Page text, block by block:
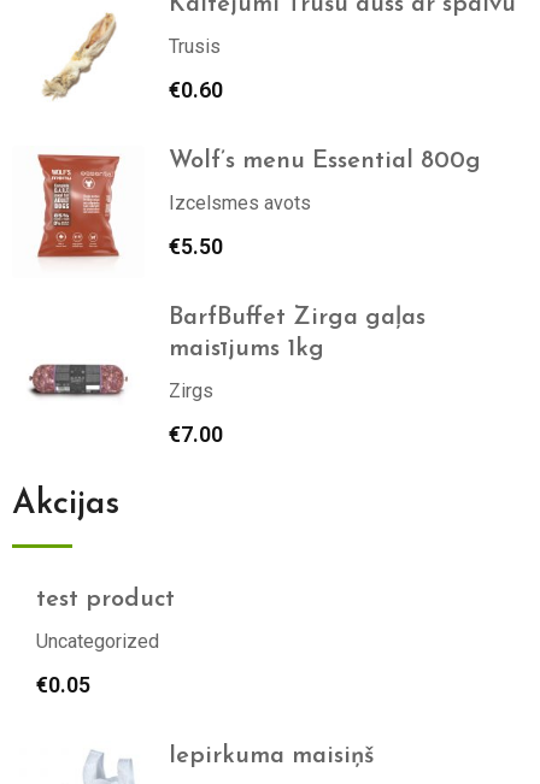
Trusis
€0.60
Wolf’s menu Essential 800g
Izcelsmes avots
€5.50
BarfBuffet Zirga gaļas
maisījums 1kg
Zirgs
€7.00
Akcijas
test product
Uncategorized
€0.05
Iepirkuma maisiņš